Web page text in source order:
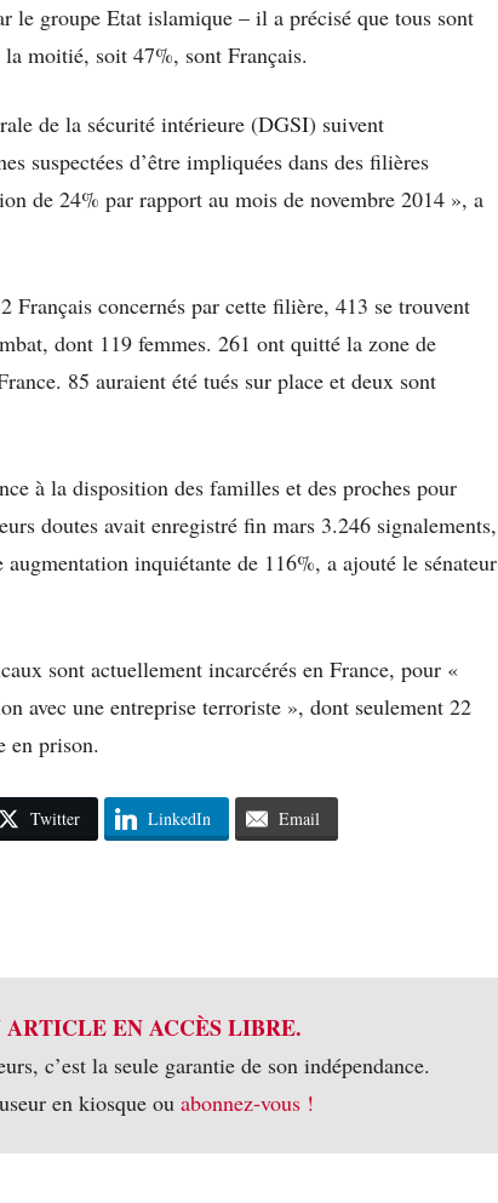
le groupe Etat islamique – il a précisé que tous sont
la moitié, soit 47%, sont Français.
de la sécurité intérieure (DGSI) suivent
suspectées d’être impliquées dans des filières
de 24% par rapport au mois de novembre 2014 », a
Français concernés par cette filière, 413 se trouvent
dont 119 femmes. 261 ont quitté la zone de
85 auraient été tués sur place et deux sont
à la disposition des familles et des proches pour
doutes avait enregistré fin mars 3.246 signalements,
inquiétante de 116%, a ajouté le sénateur
sont actuellement incarcérés en France, pour «
avec une entreprise terroriste », dont seulement 22
en prison.
Twitter LinkedIn Email
EN ACCÈS LIBRE.
c’est la seule garantie de son indépendance.
en kiosque ou abonnez-vous !